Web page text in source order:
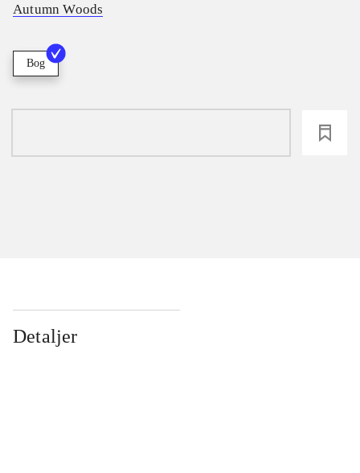
Autumn Woods
Bog
Detaljer